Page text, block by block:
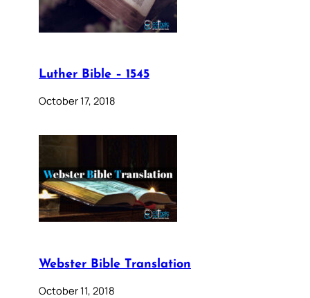
Luther Bible – 1545
October 17, 2018
Webster Bible Translation
October 11, 2018